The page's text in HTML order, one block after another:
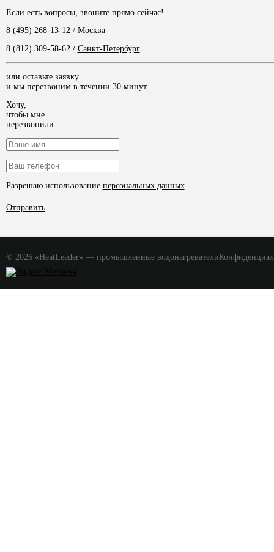
Если есть вопросы, звоните прямо сейчас!
8 (495) 268-13-12/ Москва
8 (812) 309-58-62/ Санкт-Петербург
или оставьте заявку
и мы перезвоним в течении 30 минут
Хочу,
чтобы мне
перезвонили
Разрешаю использование персональных данных
Отправить
© 2026 «HeatLeader» — промышленные водонагреватели